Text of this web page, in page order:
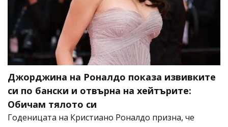
Джорджина на Роналдо показа извивките
си по бански и отвърна на хейтърите:
Обичам тялото си
Годеницата на Кристиано Роналдо призна, че